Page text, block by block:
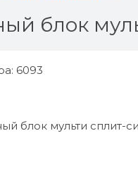
блок
6093